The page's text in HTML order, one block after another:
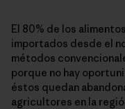
El 80% de los
importados desde el
métodos
porque no hay
éstos quedan
agricultores en la